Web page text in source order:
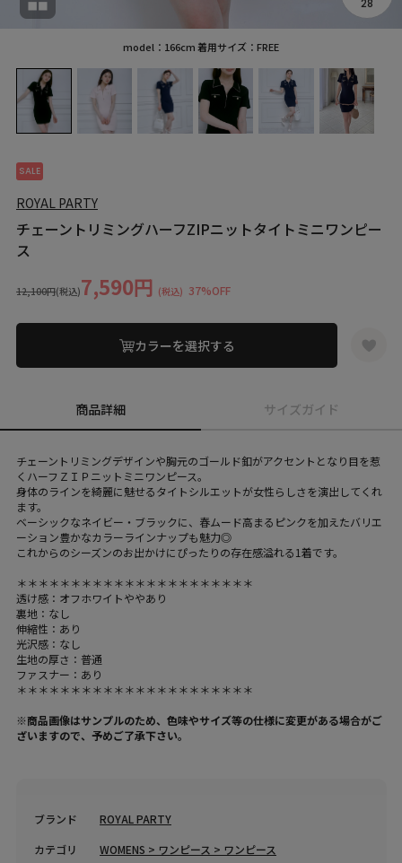
model：166cm 着用サイズ：FREE
SALE
ROYAL PARTY
チェーントリミングハーフZIPニットタイトミニワンピー
ス
12,100円(税込)7,590円 (税込) 37%OFF
カラーを選択する
商品詳細 サイズガイド
チェーントリミングデザインや胸元のゴールド釦がアクセントとなり目を惹
くハーフＺＩＰニットミニワンピース。
身体のラインを綺麗に魅せるタイトシルエットが女性らしさを演出してくれ
ます。
ベーシックなネイビー・ブラックに、春ムード高まるピンクを加えたバリエ
ーション豊かなカラーラインナップも魅力◎
これからのシーズンのお出かけにぴったりの存在感溢れる1着です。
＊＊＊＊＊＊＊＊＊＊＊＊＊＊＊＊＊＊＊＊＊＊
透け感：オフホワイトややあり
裏地：なし
伸縮性：あり
光沢感：なし
生地の厚さ：普通
ファスナー：あり
＊＊＊＊＊＊＊＊＊＊＊＊＊＊＊＊＊＊＊＊＊＊
※商品画像はサンプルのため、色味やサイズ等の仕様に変更がある場合がご
ざいますので、予めご了承下さい。
ブランド
ROYAL PARTY
カテゴリ
WOMENS > ワンピース > ワンピース